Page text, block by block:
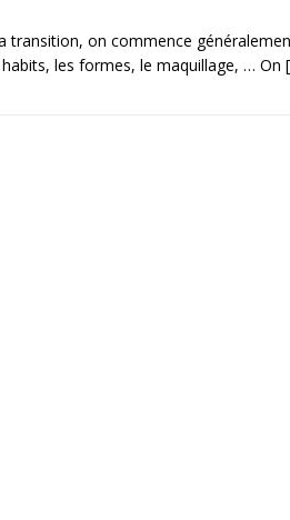
transition, on commence
les formes, le maquillage, … On